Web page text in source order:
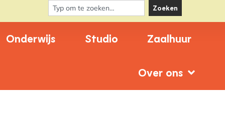
Zoeken
Onderwijs Studio Zaalhuur
Over ons